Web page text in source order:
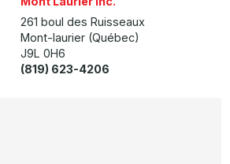
261 boul des Ruisseaux
Mont-laurier (Québec)
J9L 0H6
(819) 623-4206